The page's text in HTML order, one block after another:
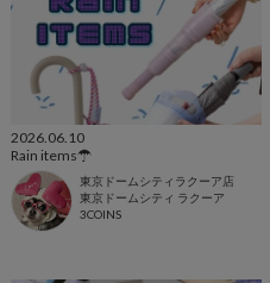
2026.06.10
Rain items☂
東京ドームシティラクーア店
東京ドームシティ ラクーア
3COINS